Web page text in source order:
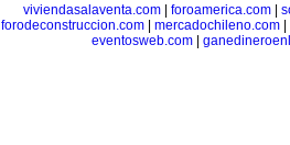
viviendasalaventa.com| foroamerica.com|
forodeconstruccion.com
mercadochileno.com
eventosweb.com|